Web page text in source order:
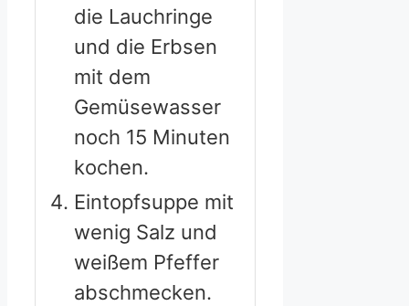
die Lauchringe
und die Erbsen
mit dem
Gemüsewasser
noch 15 Minuten
kochen.
Eintopfsuppe mit
wenig Salz und
weißem Pfeffer
abschmecken.